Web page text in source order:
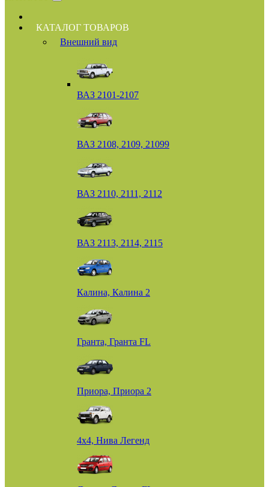
КАТАЛОГ ТОВАРОВ
Внешний вид
ВАЗ 2101-2107
ВАЗ 2108, 2109, 21099
ВАЗ 2110, 2111, 2112
ВАЗ 2113, 2114, 2115
Калина, Калина 2
Гранта, Гранта FL
Приора, Приора 2
4х4, Нива Легенд